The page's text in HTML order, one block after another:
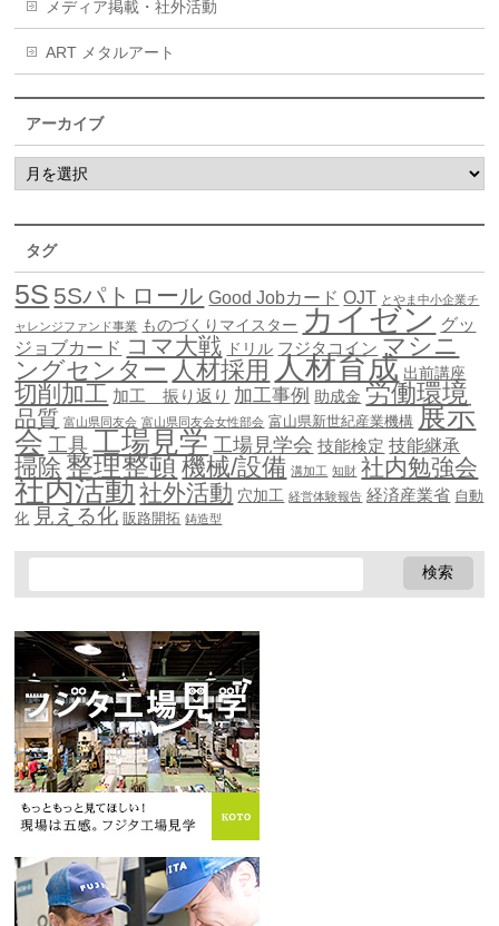
メディア掲載・社外活動
ART メタルアート
アーカイブ
タグ
5S 5Sパトロール Good Jobカード OJT とやま中小企業チ
ャレンジファンド事業 ものづくりマイスター カイゼン グッ
ジョブカード コマ大戦 ドリル フジタコイン マシニ
ングセンター 人材採用 人材育成 出前講座
切削加工 加工 振り返り 加工事例 助成金 労働環境
品質 富山県同友会 富山県同友会女性部会 富山県新世紀産業機構 展示
会 工具 工場見学 工場見学会 技能検定 技能継承
掃除 整理整頓機械/設備 溝加工 知財 社内勉強会
社内活動社外活動 穴加工 経営体験報告 経済産業省 自動
化 見える化 販路開拓 鋳造型